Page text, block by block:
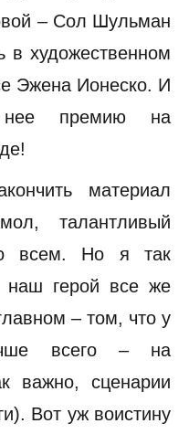
– Сол Шульман
в художественном
Эжена Ионеско. И
премию на
материал
талантливый
всем. Но я так
наш герой все же
– том, что у
всего – на
важно, сценарии
Вот уж воистину